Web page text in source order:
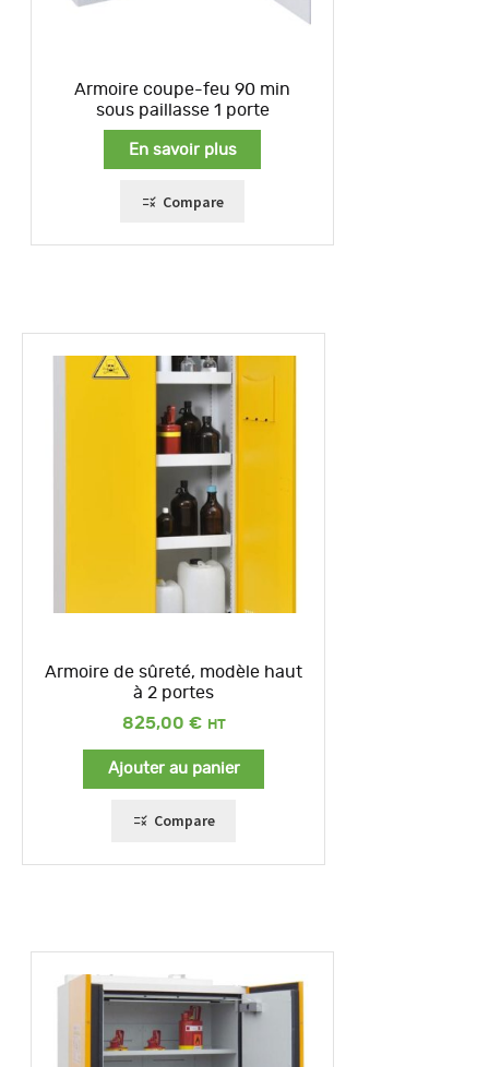
Armoire coupe-feu 90 min
sous paillasse 1 porte
En savoir plus
Compare
Armoire de sûreté, modèle haut
à 2 portes
825,00 €
Ajouter au panier
Compare